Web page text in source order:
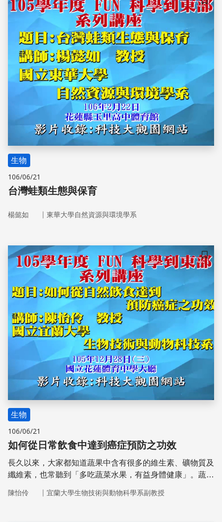
儲存
生物
106/06/21
台灣蛙類生態與保育
楊懿如 ｜ 東華大學自然資源與環境學系
儲存
生物
106/06/21
如何從日常飲食中達到癌症預防之功效
長久以來，大家都知道蔬果中含有很多的維生素、礦物質及
纖維素，也常聽到「多吃蔬菜水果，有益身體健康」。蔬果
－植化素（Phytochemicals）。
陳怡伶 ｜ 宜蘭大學生物技術與動物科學系副教授